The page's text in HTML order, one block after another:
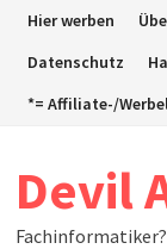
ZumHier werben
Datenschutz
*= Affiliate-/
Devil